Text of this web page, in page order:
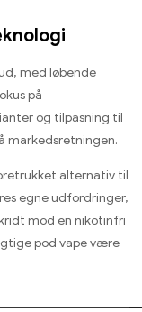
med løbende
på
og tilpasning til
markedsretningen.
alternativ til
egne udfordringer,
mod en nikotinfri
pod vape være